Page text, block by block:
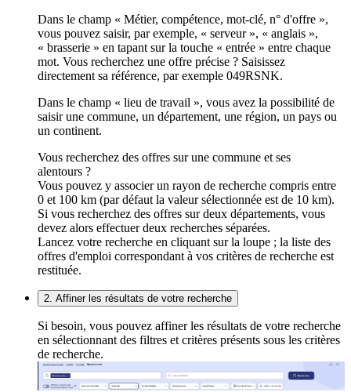
Dans le champ « Métier, compétence, mot-clé, n° d'offre »,
vous pouvez saisir, par exemple, « serveur », « anglais »,
« brasserie » en tapant sur la touche « entrée » entre chaque
mot. Vous recherchez une offre précise ? Saisissez
directement sa référence, par exemple 049RSNK.
Dans le champ « lieu de travail », vous avez la possibilité de
saisir une commune, un département, une région, un pays ou
un continent.
Vous recherchez des offres sur une commune et ses
alentours ?
Vous pouvez y associer un rayon de recherche compris entre
0 et 100 km (par défaut la valeur sélectionnée est de 10 km).
Si vous recherchez des offres sur deux départements, vous
devez alors effectuer deux recherches séparées.
Lancez votre recherche en cliquant sur la loupe ; la liste des
offres d'emploi correspondant à vos critères de recherche est
restituée.
2. Affiner les résultats de votre recherche
Si besoin, vous pouvez affiner les résultats de votre recherche
en sélectionnant des filtres et critères présents sous les critères
de recherche.